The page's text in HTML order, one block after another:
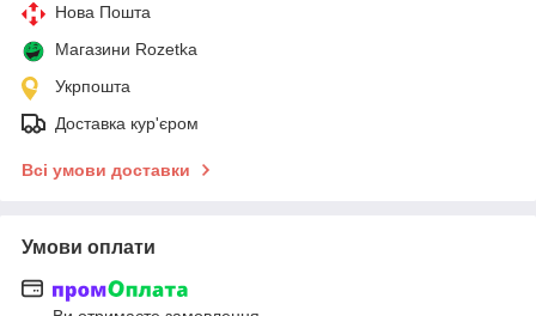
Нова Пошта
Магазини Rozetka
Укрпошта
Доставка кур'єром
Всі умови доставки
Умови оплати